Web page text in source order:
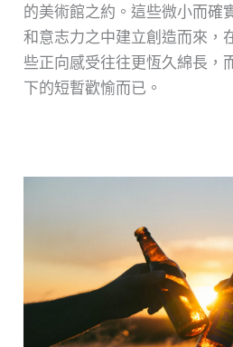
的美術館之約。這些微小而確
和意志力之中建立創造而來，
些正向感受往往更恆久綿長，
下的短暫歡愉而已。